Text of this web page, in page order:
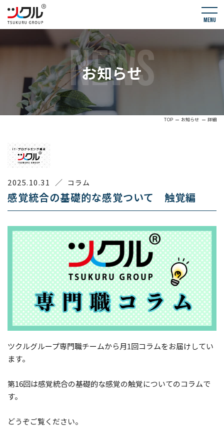
menu
NEWS
お知らせ
TOP お知らせ 詳細
2025.10.31 ／ コラム
感覚統合の基礎的な感覚ついて 触覚編
ツクルグループ専門職チームから月1回コラムをお届けしてい
ます。
第16回は感覚統合の基礎的な感覚の触覚についてのコラムで
す。
どうぞご覧ください。